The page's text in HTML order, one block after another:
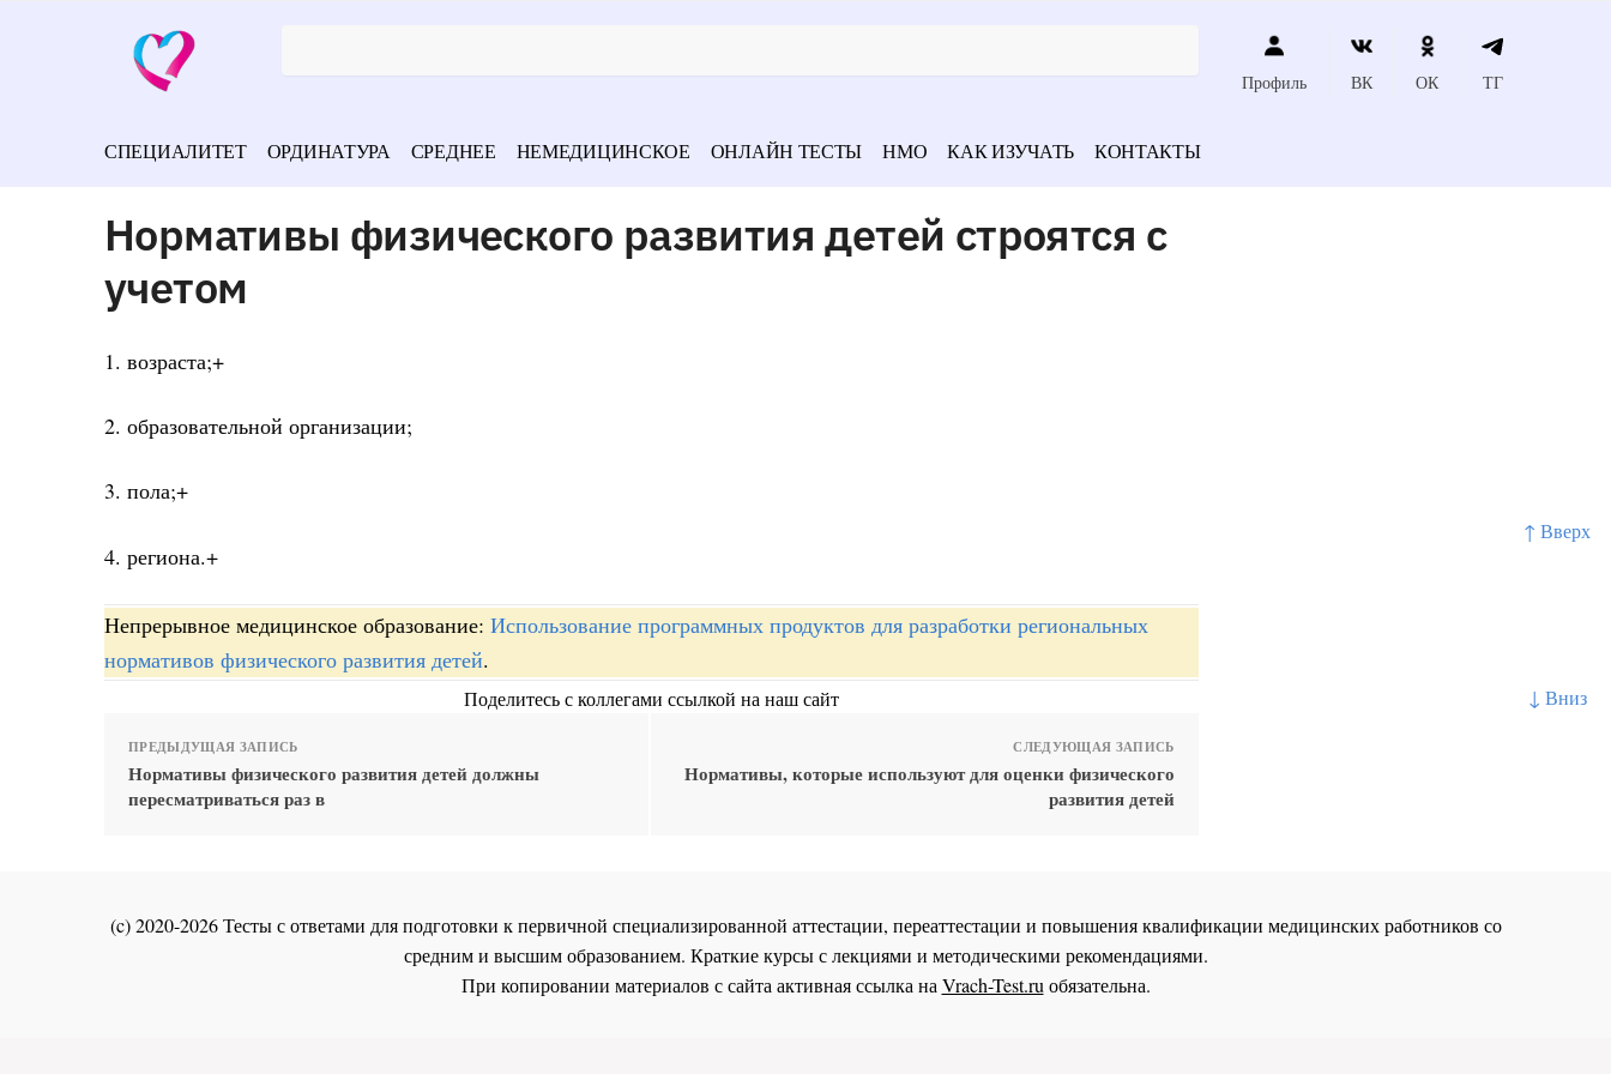
↑ Вверх
↓ Вниз
Профиль ВК ОК ТГ
СПЕЦИАЛИТЕТ ОРДИНАТУРА СРЕДНЕЕ НЕМЕДИЦИНСКОЕ ОНЛАЙН ТЕСТЫ НМО КАК ИЗУЧАТЬ КОНТАКТЫ
Нормативы физического развития детей строятся с
учетом
1. возраста;+
2. образовательной организации;
3. пола;+
4. региона.+
Непрерывное медицинское образование: Использование программных продуктов для разработки региональных
нормативов физического развития детей.
Поделитесь с коллегами ссылкой на наш сайт
ПРЕДЫДУЩАЯ ЗАПИСЬ
Нормативы физического развития детей должны
пересматриваться раз в
СЛЕДУЮЩАЯ ЗАПИСЬ
Нормативы, которые используют для оценки физического
развития детей
(c) 2020-2026 Тесты с ответами для подготовки к первичной специализированной аттестации, переаттестации и повышения квалификации медицинских работников со
средним и высшим образованием. Краткие курсы с лекциями и методическими рекомендациями.
При копировании материалов с сайта активная ссылка наVrach-Test.ruобязательна.